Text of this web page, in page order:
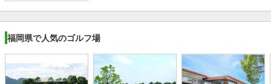
福岡県で人気のゴルフ場